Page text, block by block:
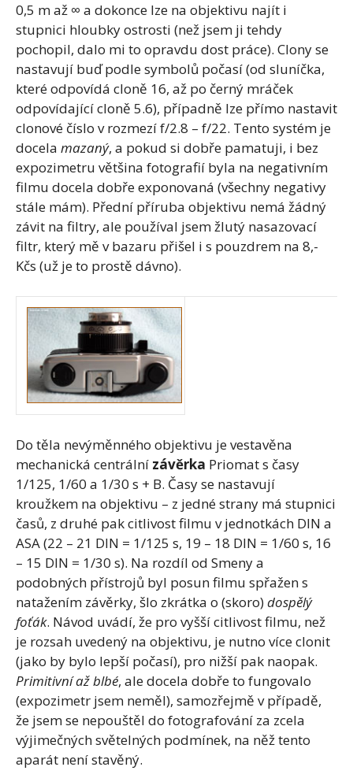
0,5 m až ∞ a dokonce lze na objektivu najít i
stupnici hloubky ostrosti (než jsem ji tehdy
pochopil, dalo mi to opravdu dost práce). Clony se
nastavují buď podle symbolů počasí (od sluníčka,
které odpovídá cloně 16, až po černý mráček
odpovídající cloně 5.6), případně lze přímo nastavit
clonové číslo v rozmezí f/2.8 – f/22. Tento systém je
docela mazaný, a pokud si dobře pamatuji, i bez
expozimetru většina fotografií byla na negativním
filmu docela dobře exponovaná (všechny negativy
stále mám). Přední příruba objektivu nemá žádný
závit na filtry, ale používal jsem žlutý nasazovací
filtr, který mě v bazaru přišel i s pouzdrem na 8,-
Kčs (už je to prostě dávno).
Do těla nevýměnného objektivu je vestavěna
mechanická centrální závěrka Priomat s časy
1/125, 1/60 a 1/30 s + B. Časy se nastavují
kroužkem na objektivu – z jedné strany má stupnici
časů, z druhé pak citlivost filmu v jednotkách DIN a
ASA (22 – 21 DIN = 1/125 s, 19 – 18 DIN = 1/60 s, 16
– 15 DIN = 1/30 s). Na rozdíl od Smeny a
podobných přístrojů byl posun filmu spřažen s
natažením závěrky, šlo zkrátka o (skoro)dospělý
foťák. Návod uvádí, že pro vyšší citlivost filmu, než
je rozsah uvedený na objektivu, je nutno více clonit
(jako by bylo lepší počasí), pro nižší pak naopak.
Primitivní až blbé, ale docela dobře to fungovalo
(expozimetr jsem neměl), samozřejmě v případě,
že jsem se nepouštěl do fotografování za zcela
výjimečných světelných podmínek, na něž tento
aparát není stavěný.